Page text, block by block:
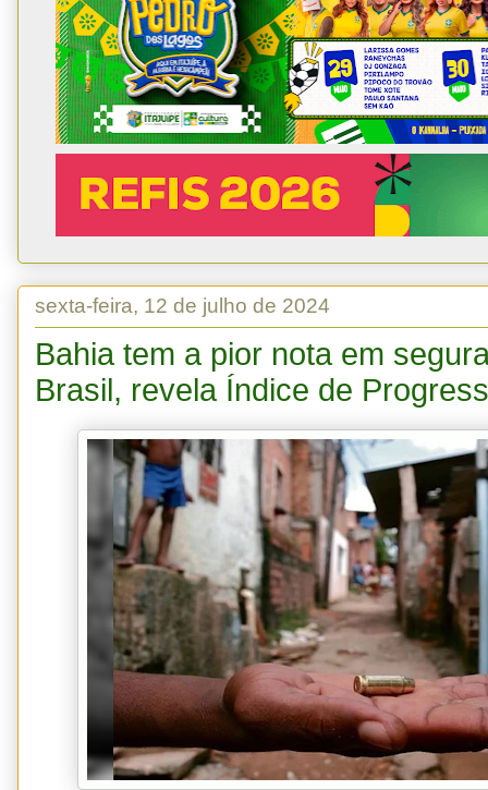
sexta-feira, 12 de julho de 2024
Bahia tem a pior nota em
Brasil, revela Índice de